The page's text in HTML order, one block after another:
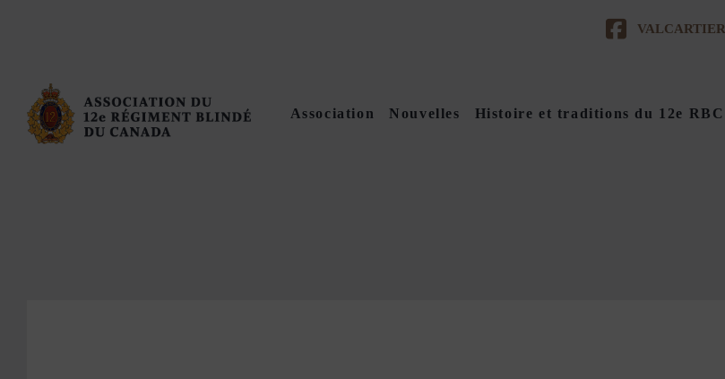
VALCARTIER
Association Nouvelles Histoire et traditions du 12e RBC